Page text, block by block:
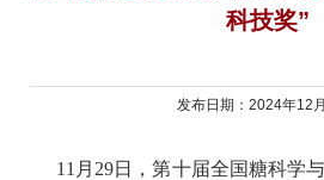
科技奖”
发布日期：2024年12
11 月 29日，第十届全国糖科学